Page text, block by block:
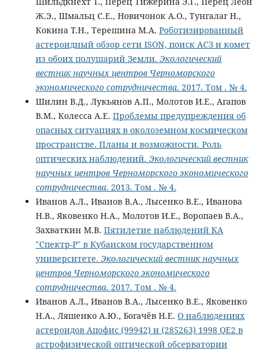
Ж.Э., Шмальц С.Е., Новичонок А.О., Тунгалаг Н.,
Кокина Т.Н., Терешина М.А. Роботизированный
астероидный обзор сети ISON, поиск АСЗ и комет
из обоих полушарий Земли. Экологический
вестник научных центров Черноморского
экономического сотрудничества. 2017. Том . № 4.
Шилин В.Д., Лукьянов А.П., Молотов И.Е., Агапов
В.М., Колесса А.Е. Проблемы предупреждения об
опасных ситуациях в околоземном космическом
пространстве. Планы и возможности. Роль
оптических наблюдений. Экологический вестник
научных центров Черноморского экономического
сотрудничества. 2013. Том . № 4.
Иванов А.Л., Иванов В.А., Лысенко В.Е., Иванова
Н.В., Яковенко Н.А., Молотов И.Е., Воропаев В.А.,
Захваткин М.В. Пятилетие наблюдений КА
"Спектр-Р" в Кубанском государственном
университете. Экологический вестник научных
центров Черноморского экономического
сотрудничества. 2017. Том . № 4.
Иванов А.Л., Иванов В.А., Лысенко В.Е., Яковенко
Н.А., Ляшенко А.Ю., Богачёв Н.Е. О наблюдениях
астероидов Апофис (99942) и (285263) 1998 QE2 в
астрофизической оптической обсерватории